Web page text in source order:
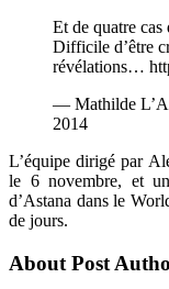
Et de quatre
Difficile d’être
révélations…
— Mathilde
2014
L’équipe dirigé par
le 6 novembre, et
d’Astana dans le
de jours.
About Post